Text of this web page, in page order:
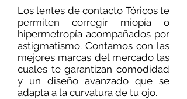
Los lentes de contacto Tóricos te
permiten corregir miopía o
hipermetropía acompañados por
astigmatismo. Contamos con las
mejores marcas del mercado las
cuales te garantizan comodidad
y un diseño avanzado que se
adapta a la curvatura de tu ojo.